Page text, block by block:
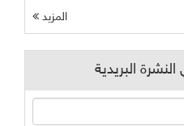
المزيد
البريدية